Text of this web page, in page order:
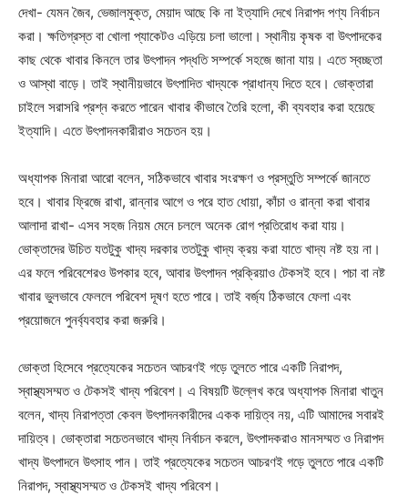
দেখা- যেমন জৈব, ভেজালমুক্ত, মেয়াদ আছে কি না ইত্যাদি দেখে নিরাপদ পণ্য নির্বাচন
করা। ক্ষতিগ্রস্ত বা খোলা প্যাকেটও এড়িয়ে চলা ভালো। স্থানীয় কৃষক বা উৎপাদকের
কাছ থেকে খাবার কিনলে তার উৎপাদন পদ্ধতি সম্পর্কে সহজে জানা যায়। এতে স্বচ্ছতা
ও আস্থা বাড়ে। তাই স্থানীয়ভাবে উৎপাদিত খাদ্যকে প্রাধান্য দিতে হবে। ভোক্তারা
চাইলে সরাসরি প্রশ্ন করতে পারেন খাবার কীভাবে তৈরি হলো, কী ব্যবহার করা হয়েছে
ইত্যাদি। এতে উৎপাদনকারীরাও সচেতন হয়।
অধ্যাপক মিনারা আরো বলেন, সঠিকভাবে খাবার সংরক্ষণ ও প্রস্তুতি সম্পর্কে জানতে
হবে। খাবার ফ্রিজে রাখা, রান্নার আগে ও পরে হাত ধোয়া, কাঁচা ও রান্না করা খাবার
আলাদা রাখা- এসব সহজ নিয়ম মেনে চললে অনেক রোগ প্রতিরোধ করা যায়।
ভোক্তাদের উচিত যতটুকু খাদ্য দরকার ততটুকু খাদ্য ক্রয় করা যাতে খাদ্য নষ্ট হয় না।
এর ফলে পরিবেশেরও উপকার হবে, আবার উৎপাদন প্রক্রিয়াও টেকসই হবে। পচা বা নষ্ট
খাবার ভুলভাবে ফেললে পরিবেশ দূষণ হতে পারে। তাই বর্জ্য ঠিকভাবে ফেলা এবং
প্রয়োজনে পুনর্ব্যবহার করা জরুরি।
ভোক্তা হিসেবে প্রত্যেকের সচেতন আচরণই গড়ে তুলতে পারে একটি নিরাপদ,
স্বাস্থ্যসম্মত ও টেকসই খাদ্য পরিবেশ। এ বিষয়টি উল্লেখ করে অধ্যাপক মিনারা খাতুন
বলেন, খাদ্য নিরাপত্তা কেবল উৎপাদনকারীদের একক দায়িত্ব নয়, এটি আমাদের সবারই
দায়িত্ব। ভোক্তারা সচেতনভাবে খাদ্য নির্বাচন করলে, উৎপাদকরাও মানসম্মত ও নিরাপদ
খাদ্য উৎপাদনে উৎসাহ পান। তাই প্রত্যেকের সচেতন আচরণই গড়ে তুলতে পারে একটি
নিরাপদ, স্বাস্থ্যসম্মত ও টেকসই খাদ্য পরিবেশ।